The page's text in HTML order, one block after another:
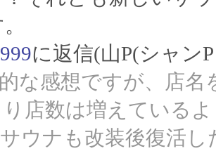
に返信(山P(シャン
な感想ですが、店
り店数は増えている
ウナも改装後復活